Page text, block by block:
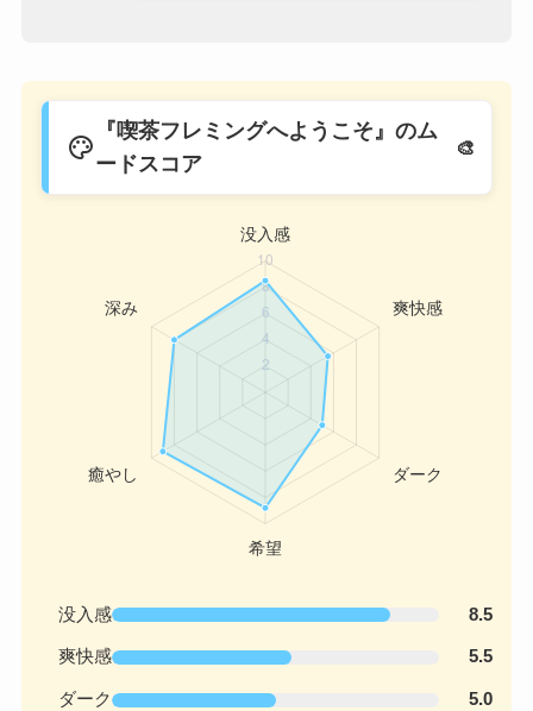
palette
『喫茶フレミングへようこそ』のム
ードスコア
没入感 8.5
爽快感 5.5
ダーク 5.0